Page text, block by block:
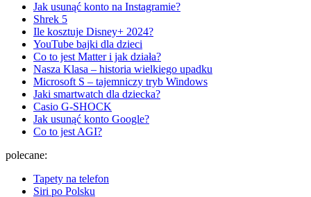
Jak usunąć konto na Instagramie?
Shrek 5
Ile kosztuje Disney+ 2024?
YouTube bajki dla dzieci
Co to jest Matter i jak działa?
Nasza Klasa – historia wielkiego upadku
Microsoft S – tajemniczy tryb Windows
Jaki smartwatch dla dziecka?
Casio G-SHOCK
Jak usunąć konto Google?
Co to jest AGI?
polecane:
Tapety na telefon
Siri po Polsku